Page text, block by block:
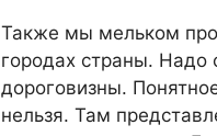
Также мы мельком
городах страны. Надо
дороговизны.
нельзя. Там